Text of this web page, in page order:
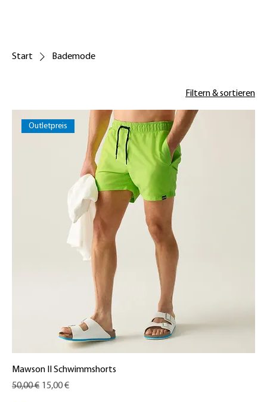
Start Bademode
Filtern & sortieren
Outletpreis
Mawson II Schwimmshorts
Standardpreis
50,00 € Sale-Preis
15,00 €